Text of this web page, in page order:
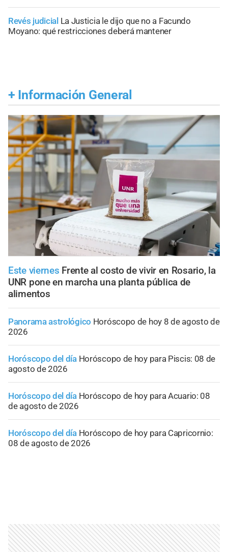
Revés judicial La Justicia le dijo que no a Facundo
Moyano: qué restricciones deberá mantener
+ Información General
Este viernes Frente al costo de vivir en Rosario, la
UNR pone en marcha una planta pública de
alimentos
Panorama astrológico Horóscopo de hoy 8 de agosto de
2026
Horóscopo del día Horóscopo de hoy para Piscis: 08 de
agosto de 2026
Horóscopo del día Horóscopo de hoy para Acuario: 08
de agosto de 2026
Horóscopo del día Horóscopo de hoy para Capricornio:
08 de agosto de 2026